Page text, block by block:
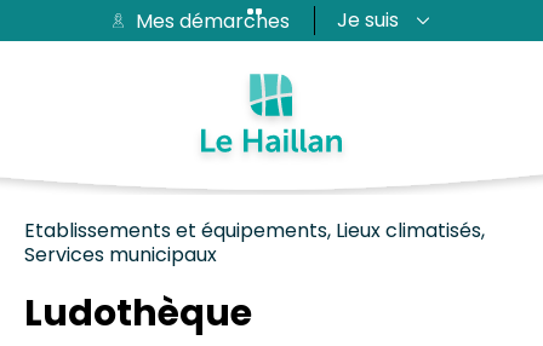
Aide et accessibilité
Passer au menu
Passer au contenuMes démarches Je suis
Etablissements et équipements, Lieux climatisés,
Services municipaux
Ludothèque